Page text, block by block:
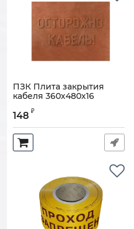
ПЗК Плита закрытия
кабеля 360х480х16
Артикул:
148 ₽